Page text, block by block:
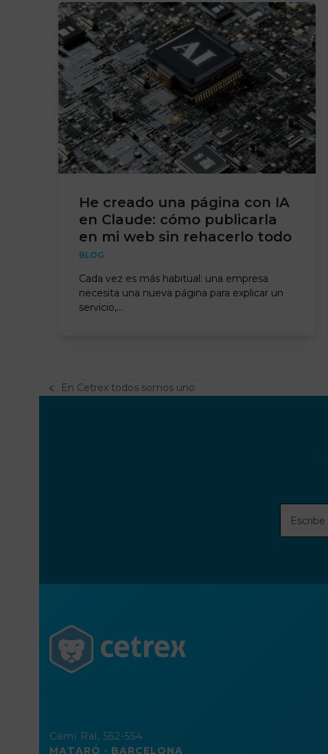
He creado una página con IA
en Claude: cómo publicarla
en mi web sin rehacerlo todo
BLOG
Cada vez es más habitual: una empresa
necesita una nueva página para explicar un
servicio,…
previous
En Cetrex todos somos uno
dirección
Camí Ral, 552-554
MATARÓ · BARCELONA